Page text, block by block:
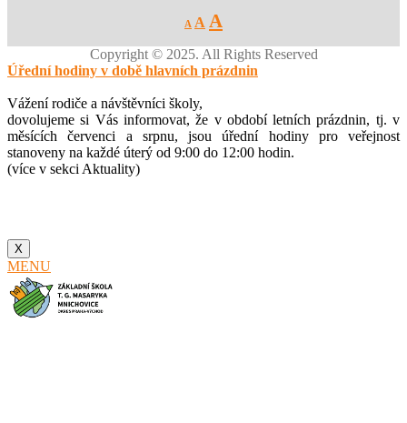
A
Decrease
font
A Reset
font
size.
A
font
size.
Copyright © 2025. All Rights Reserved
Úřední hodiny v době hlavních prázdnin
Vážení rodiče a návštěvníci školy,
dovolujeme si Vás informovat, že v období letních prázdnin, tj. v
měsících červenci a srpnu, jsou úřední hodiny pro veřejnost
stanoveny na každé úterý od 9:00 do 12:00 hodin.
(více v sekci Aktuality)
X
MENU